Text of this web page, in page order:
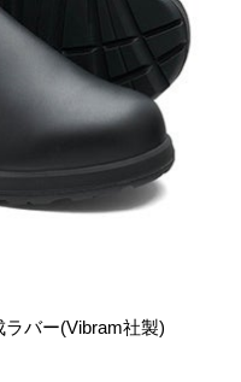
バー(Vibram社製)